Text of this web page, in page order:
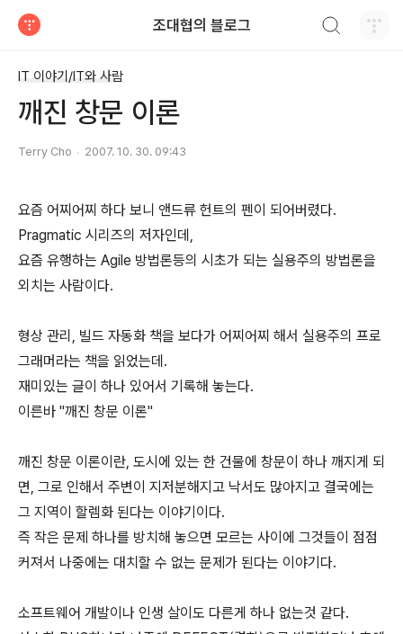
조대협의 블로그
IT 이야기/IT와 사람
깨진 창문 이론
Terry Cho 2007. 10. 30. 09:43
요즘 어찌어찌 하다 보니 앤드류 헌트의 펜이 되어버렸다.
Pragmatic 시리즈의 저자인데,
요즘 유행하는 Agile 방법론등의 시초가 되는 실용주의 방법론을
외치는 사람이다.
형상 관리, 빌드 자동화 책을 보다가 어찌어찌 해서 실용주의 프로
그래머라는 책을 읽었는데.
재미있는 글이 하나 있어서 기록해 놓는다.
이른바 "깨진 창문 이론"
깨진 창문 이론이란, 도시에 있는 한 건물에 창문이 하나 깨지게 되
면, 그로 인해서 주변이 지저분해지고 낙서도 많아지고 결국에는
그 지역이 할렘화 된다는 이야기이다.
즉 작은 문제 하나를 방치해 놓으면 모르는 사이에 그것들이 점점
커져서 나중에는 대치할 수 없는 문제가 된다는 이야기다.
소프트웨어 개발이나 인생 살이도 다른게 하나 없는것 같다.